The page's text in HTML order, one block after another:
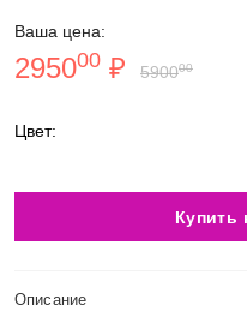
Ваша цена:
295000 ₽ 590000
Цвет:
Купить
Описание